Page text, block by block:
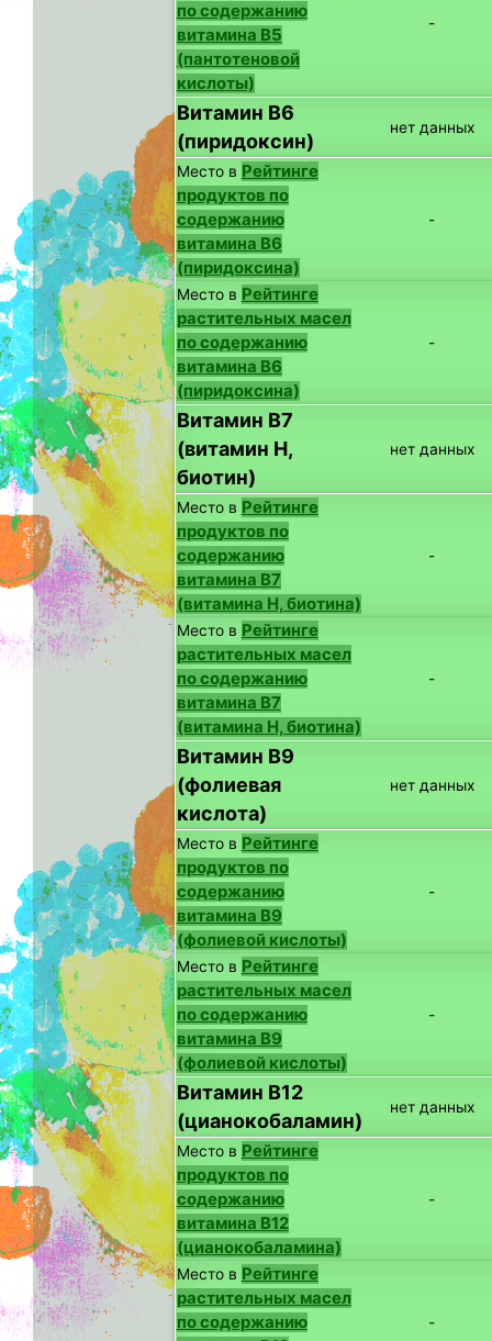
по содержанию
витамина B5
(пантотеновой
кислоты)
-
Витамин B6
(пиридоксин)
нет данных
Место в Рейтинге
продуктов по
содержанию
витамина B6
(пиридоксина)
-
Место в Рейтинге
растительных масел
по содержанию
витамина B6
(пиридоксина)
-
Витамин B7
(витамин H,
биотин)
нет данных
Место в Рейтинге
продуктов по
содержанию
витамина B7
(витамина H, биотина)
-
Место в Рейтинге
растительных масел
по содержанию
витамина B7
(витамина H, биотина)
-
Витамин B9
(фолиевая
кислота)
нет данных
Место в Рейтинге
продуктов по
содержанию
витамина B9
(фолиевой кислоты)
-
Место в Рейтинге
растительных масел
по содержанию
витамина B9
(фолиевой кислоты)
-
Витамин B12
(цианокобаламин)
нет данных
Место в Рейтинге
продуктов по
содержанию
витамина B12
(цианокобаламина)
-
Место в Рейтинге
растительных масел
по содержанию
-